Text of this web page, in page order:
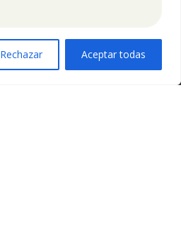
Rechazar Aceptar todas